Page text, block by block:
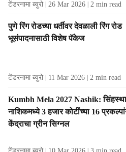
टेंडरनामा ब्युरो 26 Mar 2026 2 min read
पुणे रिंग रोडच्या धर्तीवर देवळाली रिंग रोड
भूसंपादनासाठी विशेष पॅकेज
टेंडरनामा ब्युरो 11 Mar 2026 2 min read
Kumbh Mela 2027 Nashik:
नाशिकमध्ये 3 हजार कोटींच्या 16
केंद्राचा ग्रीन सिग्नल